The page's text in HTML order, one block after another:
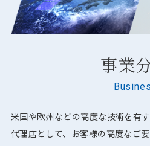
事業
米国や欧州などの高度な技術を有
代理店として、お客様の高度なご